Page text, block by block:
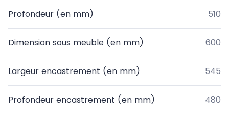
Profondeur (en mm) 510
Dimension sous meuble (en mm) 600
Largeur encastrement (en mm) 545
Profondeur encastrement (en mm) 480